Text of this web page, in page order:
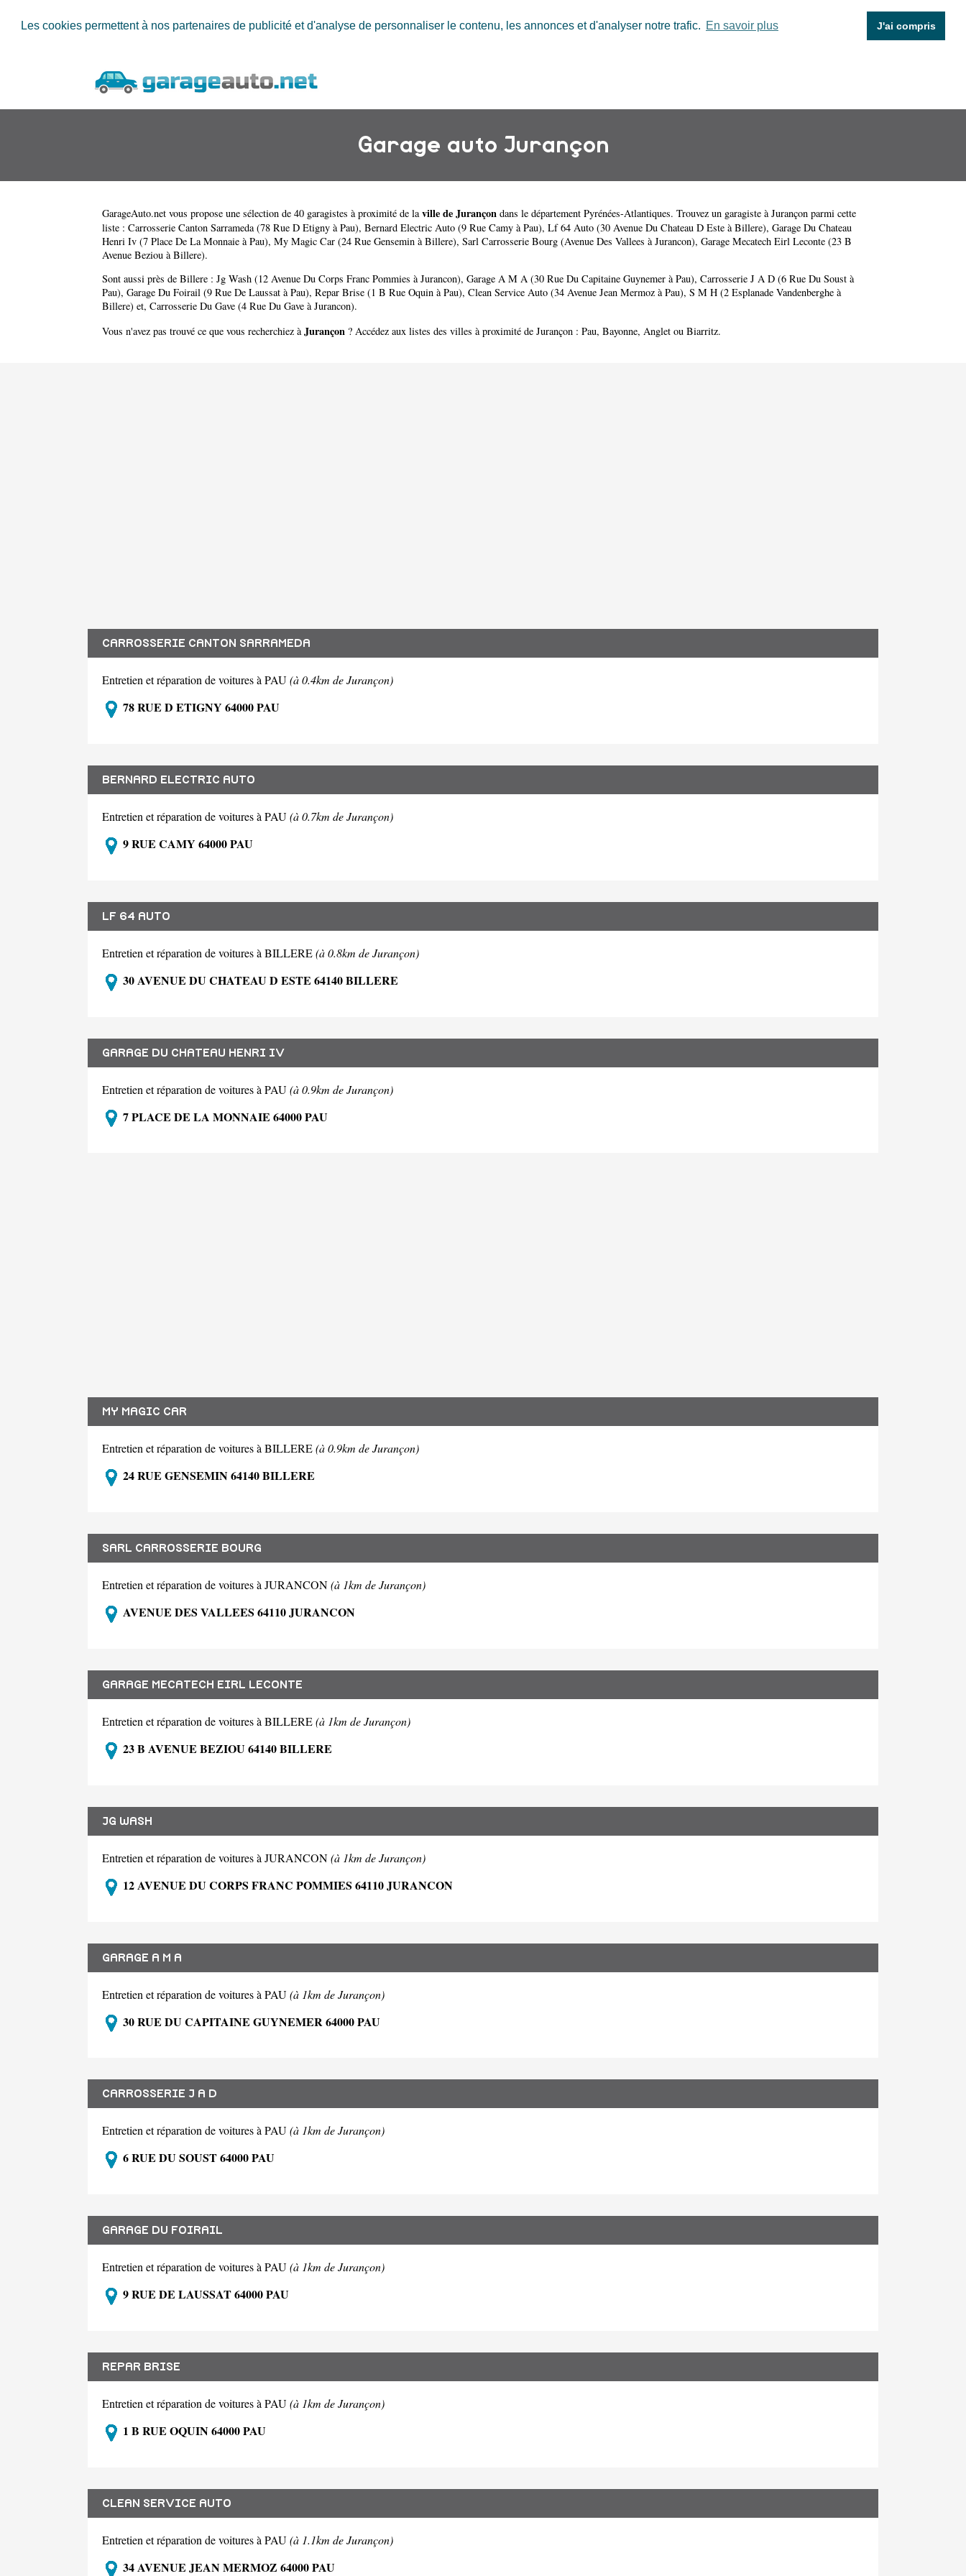
Les cookies permettent à nos partenaires de publicité et d'analyse de personnaliser le contenu, les annonces et d'analyser notre trafic. En savoir plus J'ai compris
Garage auto Jurançon
GarageAuto.net vous propose une sélection de 40 garagistes à proximité de laville de Jurançon dans le département Pyrénées-Atlantiques. Trouvez un garagiste à Jurançon parmi cette
liste : Carrosserie Canton Sarrameda (78 Rue D Etigny à Pau), Bernard Electric Auto (9 Rue Camy à Pau), Lf 64 Auto (30 Avenue Du Chateau D Este à Billere), Garage Du Chateau
Henri Iv (7 Place De La Monnaie à Pau), My Magic Car (24 Rue Gensemin à Billere), Sarl Carrosserie Bourg (Avenue Des Vallees à Jurancon), Garage Mecatech Eirl Leconte (23 B
Avenue Beziou à Billere).
Sont aussi près de Billere : Jg Wash (12 Avenue Du Corps Franc Pommies à Jurancon), Garage A M A (30 Rue Du Capitaine Guynemer à Pau), Carrosserie J A D (6 Rue Du Soust à
Pau), Garage Du Foirail (9 Rue De Laussat à Pau), Repar Brise (1 B Rue Oquin à Pau), Clean Service Auto (34 Avenue Jean Mermoz à Pau), S M H (2 Esplanade Vandenberghe à
Billere) et, Carrosserie Du Gave (4 Rue Du Gave à Jurancon).
Vous n'avez pas trouvé ce que vous recherchiez à Jurançon ? Accédez aux listes des villes à proximité de Jurançon : Pau, Bayonne, Anglet ou Biarritz.
CARROSSERIE CANTON SARRAMEDA
Entretien et réparation de voitures à PAU(à 0.4km de Jurançon)
78 RUE D ETIGNY 64000 PAU
BERNARD ELECTRIC AUTO
Entretien et réparation de voitures à PAU(à 0.7km de Jurançon)
9 RUE CAMY 64000 PAU
LF 64 AUTO
Entretien et réparation de voitures à BILLERE(à 0.8km de Jurançon)
30 AVENUE DU CHATEAU D ESTE 64140 BILLERE
GARAGE DU CHATEAU HENRI IV
Entretien et réparation de voitures à PAU(à 0.9km de Jurançon)
7 PLACE DE LA MONNAIE 64000 PAU
MY MAGIC CAR
Entretien et réparation de voitures à BILLERE(à 0.9km de Jurançon)
24 RUE GENSEMIN 64140 BILLERE
SARL CARROSSERIE BOURG
Entretien et réparation de voitures à JURANCON(à 1km de Jurançon)
AVENUE DES VALLEES 64110 JURANCON
GARAGE MECATECH EIRL LECONTE
Entretien et réparation de voitures à BILLERE(à 1km de Jurançon)
23 B AVENUE BEZIOU 64140 BILLERE
JG WASH
Entretien et réparation de voitures à JURANCON(à 1km de Jurançon)
12 AVENUE DU CORPS FRANC POMMIES 64110 JURANCON
GARAGE A M A
Entretien et réparation de voitures à PAU(à 1km de Jurançon)
30 RUE DU CAPITAINE GUYNEMER 64000 PAU
CARROSSERIE J A D
Entretien et réparation de voitures à PAU(à 1km de Jurançon)
6 RUE DU SOUST 64000 PAU
GARAGE DU FOIRAIL
Entretien et réparation de voitures à PAU(à 1km de Jurançon)
9 RUE DE LAUSSAT 64000 PAU
REPAR BRISE
Entretien et réparation de voitures à PAU(à 1km de Jurançon)
1 B RUE OQUIN 64000 PAU
CLEAN SERVICE AUTO
Entretien et réparation de voitures à PAU(à 1.1km de Jurançon)
34 AVENUE JEAN MERMOZ 64000 PAU